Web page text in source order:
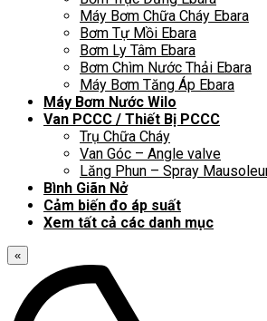
Máy Bơm Chữa Cháy Ebara
Bơm Tự Mồi Ebara
Bơm Ly Tâm Ebara
Bơm Chìm Nước Thải Ebara
Máy Bơm Tăng Áp Ebara
Máy Bơm Nước Wilo
Van PCCC / Thiết Bị PCCC
Trụ Chữa Cháy
Van Góc – Angle valve
Lăng Phun – Spray
Bình Giãn Nở
Cảm biến đo áp suất
Xem tất cả các danh mục
«